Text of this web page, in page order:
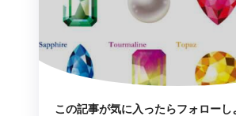
この記事が気に入ったらフォローし